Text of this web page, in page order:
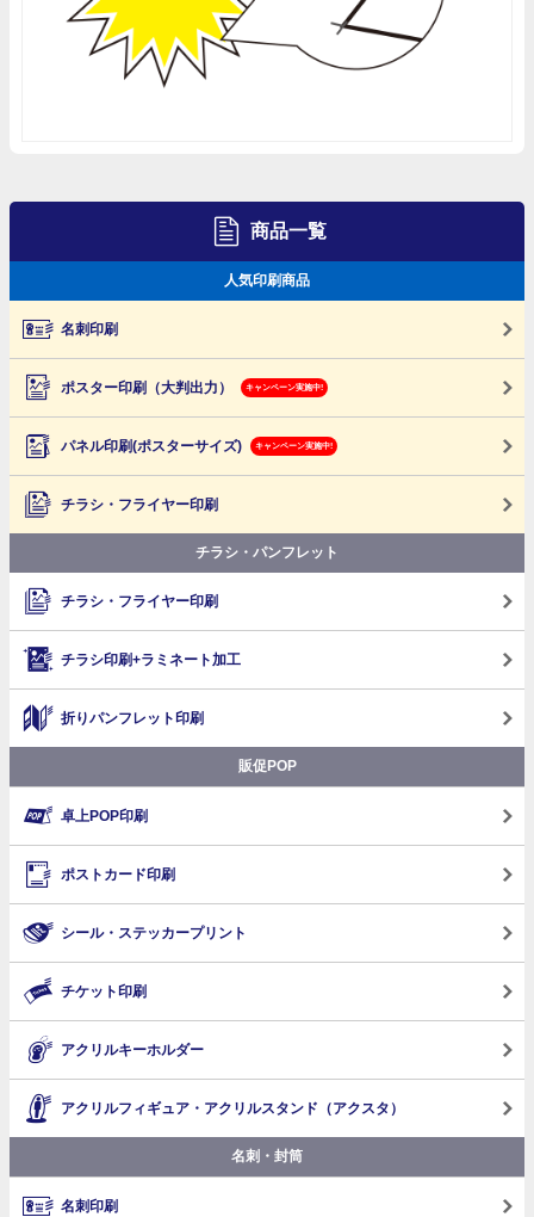
商品一覧
人気印刷商品
名刺印刷
ポスター印刷（大判出力） キャンペーン実施中!
パネル印刷(ポスターサイズ) キャンペーン実施中!
チラシ・フライヤー印刷
チラシ・パンフレット
チラシ・フライヤー印刷
チラシ印刷+ラミネート加工
折りパンフレット印刷
販促POP
卓上POP印刷
ポストカード印刷
シール・ステッカープリント
チケット印刷
アクリルキーホルダー
アクリルフィギュア・アクリルスタンド（アクスタ）
名刺・封筒
名刺印刷